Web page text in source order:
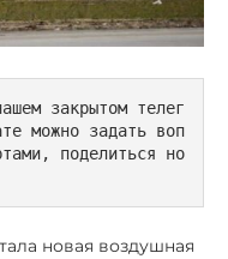
закрытом телег
можно задать воп
поделиться но
новая воздушная